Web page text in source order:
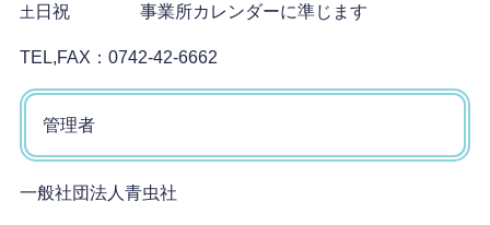
土日祝 事業所カレンダーに準じます
TEL,FAX：0742-42-6662
管理者
一般社団法人青虫社